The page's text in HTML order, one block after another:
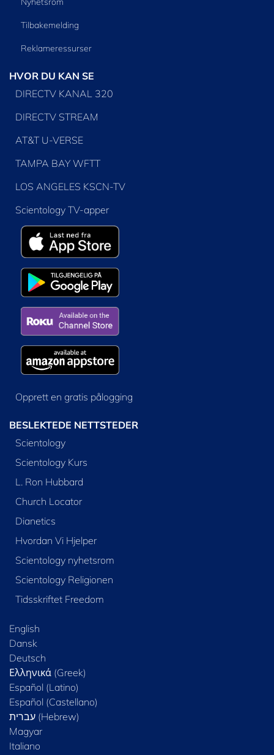
Tilbakemelding
Reklameressurser
HVOR DU KAN SE
DIRECTV KANAL 320
DIRECTV STREAM
AT&T U-VERSE
TAMPA BAY WFTT
LOS ANGELES KSCN-TV
Scientology TV-apper
Opprett en gratis pålogging
BESLEKTEDE NETTSTEDER
Scientology
Scientology Kurs
L. Ron Hubbard
Church Locator
Dianetics
Hvordan Vi Hjelper
Scientology nyhetsrom
Scientology Religionen
Tidsskriftet Freedom
English
Dansk
Deutsch
Ελληνικά (Greek)
Español (Latino)
Español (Castellano)
Magyar
Italiano